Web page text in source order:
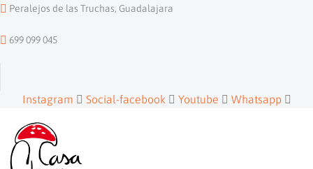
Peralejos de las Truchas, Guadalajara
699 099 045
Instagram Social-facebook Youtube Whatsapp